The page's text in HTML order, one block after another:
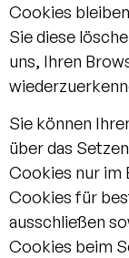
Cookies
Sie diese
uns, Ihren
Sie können
über das
Cookies nur im
Cookies für
ausschließen
Cookies beim